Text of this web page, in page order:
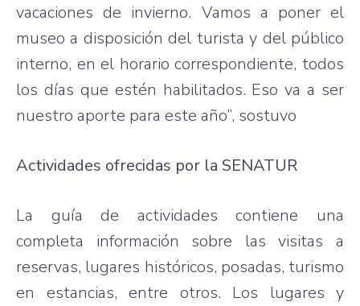
vacaciones de invierno. Vamos a poner el
museo a disposición del turista y del público
interno, en el horario correspondiente, todos
los días que estén habilitados. Eso va a ser
nuestro aporte para este año”, sostuvo
Actividades ofrecidas por la SENATUR
La guía de actividades contiene una
completa información sobre las visitas a
reservas, lugares históricos, posadas, turismo
en estancias, entre otros. Los lugares y